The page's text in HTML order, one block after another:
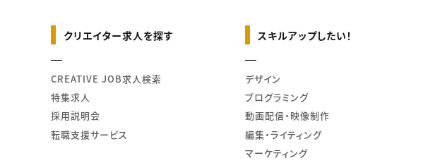
クリエイター求人を探す
CREATIVE JOB求人検索
特集求人
採用説明会
転職支援サービス
スキルアップしたい！
デザイン
プログラミング
動画配信・映像制作
編集・ライティング
マーケティング